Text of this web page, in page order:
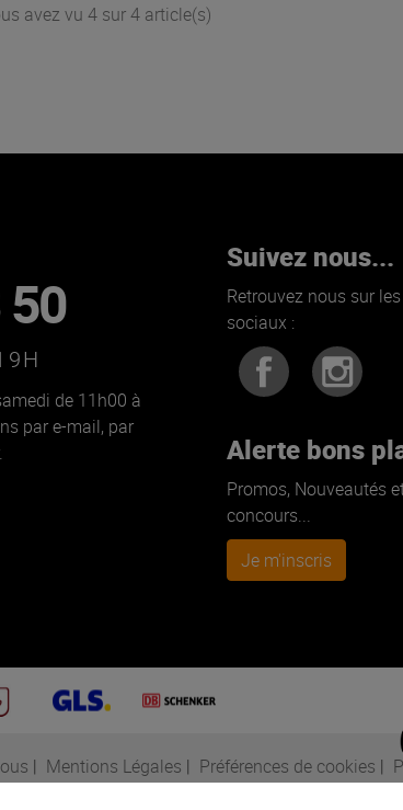
avez vu 4 sur 4 article(s)
de 11h00 à
par e-mail, par
Suivez nous...
Retrouvez nous sur
sociaux :
Alerte bons
Promos, Nouveautés
concours...
Je m'inscris
| Mentions Légales | Préférences de cookies |